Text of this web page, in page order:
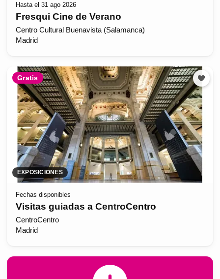
Hasta el 31 ago 2026
Fresqui Cine de Verano
Centro Cultural Buenavista (Salamanca)
Madrid
Gratis
EXPOSICIONES
Fechas disponibles
Visitas guiadas a CentroCentro
CentroCentro
Madrid